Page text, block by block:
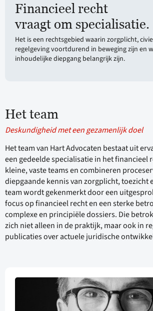
Financieel recht
vraagt om specialisatie.
Het is een rechtsgebied waarin zorgplicht,
regelgeving voortdurend in beweging zijn en
inhoudelijke diepgang belangrijk zijn.
Het team
Deskundigheid met een gezamenlijk doel
Het team van Hart Advocaten bestaat uit
een gedeelde specialisatie in het financieel
kleine, vaste teams en combineren
diepgaande kennis van zorgplicht, toezicht
team wordt gekenmerkt door een
focus op financieel recht en een sterke
complexe en principiële dossiers. Die
zich niet alleen in de praktijk, maar ook in
publicaties over actuele juridische